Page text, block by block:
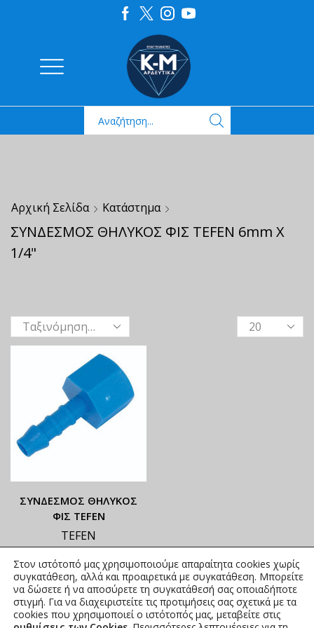
Αρχική Σελίδα Κατάστημα
ΣΥΝΔΕΣΜΟΣ ΘΗΛΥΚΟΣ ΦΙΣ TEFEN 6mm X
1/4"
ΣΥΝΔΕΣΜΟΣ ΘΗΛΥΚΟΣ
ΦΙΣ TEFEN
TEFEN
ΑΝΑΓΡΑΦΟΝΤΑΙ ΣΤΟ
ΑΝΗΡΤΗΜΕΝΟ PDF
0,00€ συμπ. Φ.Π.Α.
Στον ιστότοπό μας χρησιμοποιούμε απαραίτητα cookies χωρίς
συγκατάθεση, αλλά και προαιρετικά με συγκατάθεση. Μπορείτε
να δώσετε ή να αποσύρετε τη συγκατάθεσή σας οποιαδήποτε
στιγμή. Για να διαχειριστείτε τις προτιμήσεις σας σχετικά με τα
cookies που χρησιμοποιεί ο ιστότοπός μας, μεταβείτε στις